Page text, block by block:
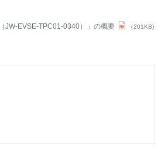
JW-EVSE-TPC01-0340）」の概要
（201KB)